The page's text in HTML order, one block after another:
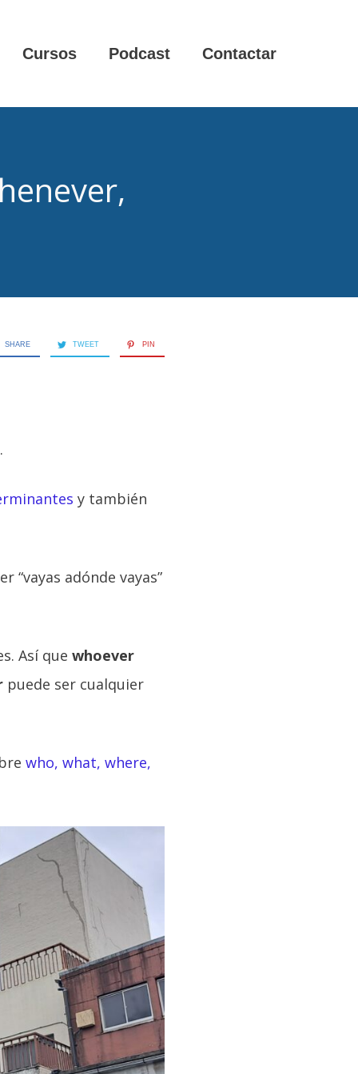
Cursos Podcast Contactar
SHARE TWEET PIN
y también
“vayas adónde vayas”
Así que whoever
puede ser cualquier
who, what, where,